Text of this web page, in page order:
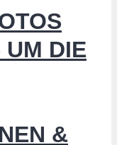
UM DIE
&